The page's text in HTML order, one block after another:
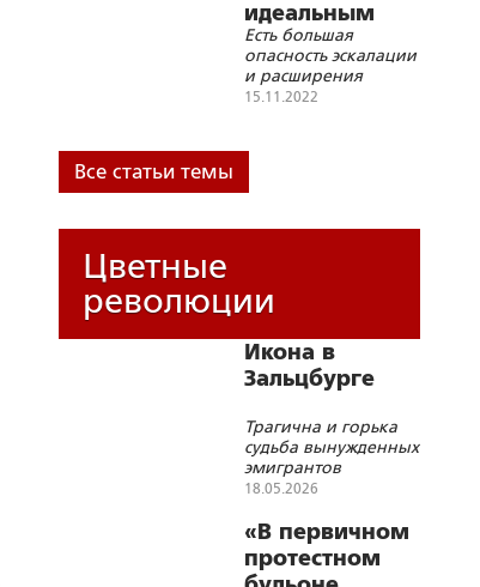
идеальным
вариантом
Есть большая
опасность эскалации
и расширения
конфликта на
решен вопрос с
блока произойдут
15.11.2022
Все статьи темы
Цветные
революции
Икона в
Зальцбурге
Трагична и горька
судьба вынужденных
эмигрантов
18.05.2026
«В первичном
протестном